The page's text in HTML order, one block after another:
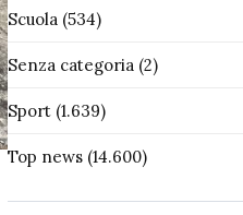
Scuola(534)
Senza categoria(2)
Sport(1.639)
Top news(14.600)